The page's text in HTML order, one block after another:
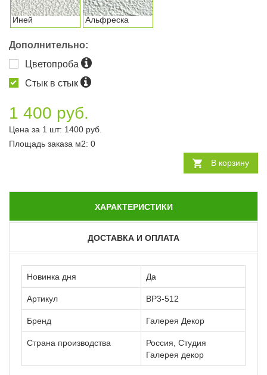
Иней Альфреска
Дополнительно:
Цветопроба
Стык в стык
1 400 руб.
Цена за 1 шт: 1400 руб.
Площадь заказа м2: 0
В корзину
ХАРАКТЕРИСТИКИ
ДОСТАВКА И ОПЛАТА
Новинка дня Да
Артикул ВР3-512
Бренд Галерея Декор
Страна производства
Россия, Студия
Галерея декор